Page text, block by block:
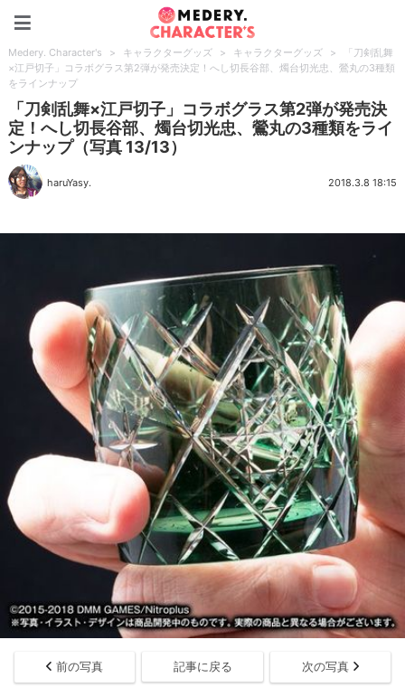
Medery. Character's > キャラクターグッズ > キャラクターグッズ >
「刀剣乱舞
×江戸切子」コラボグラス第2弾が発売決定！へし切長谷部、燭台切光忠、鶯丸の3種類
をラインナップ
「刀剣乱舞×江戸切子」コラボグラス第2弾が発売決
定！へし切長谷部、燭台切光忠、鶯丸の3種類をライ
ンナップ（写真 13/13）
haruYasy. 2018.3.8 18:15
前の写真 記事に戻る 次の写真